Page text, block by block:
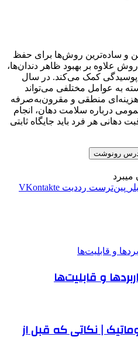
و ساده‌ترین روش‌ها برای حفظ
علاوه بر بهبود ظاهر دندان‌ها،
پوسیدگی کمک می‌کند. در سال
به عوامل مختلفی می‌تواند
منطقی و مقرون‌به‌صرفه
درباره سلامت دهان، انجام
دهانی هر فرد باید جایگاه ثابتی
رونوشت
‫پین‌ترست ‫رددیت ‫VKontakte
| نکاتی که قبل از